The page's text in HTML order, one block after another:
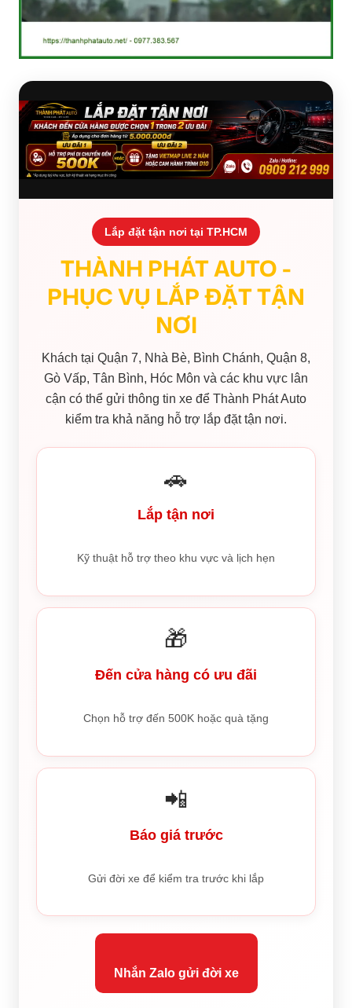
Lắp đặt tận nơi tại TP.HCM
THÀNH PHÁT AUTO -
PHỤC VỤ LẮP ĐẶT TẬN
NƠI
Khách tại Quận 7, Nhà Bè, Bình Chánh, Quận 8,
Gò Vấp, Tân Bình, Hóc Môn và các khu vực lân
cận có thể gửi thông tin xe để Thành Phát Auto
kiểm tra khả năng hỗ trợ lắp đặt tận nơi.
🚗
Lắp tận nơi
Kỹ thuật hỗ trợ theo khu vực và lịch hẹn
🎁
Đến cửa hàng có ưu đãi
Chọn hỗ trợ đến 500K hoặc quà tặng
📲
Báo giá trước
Gửi đời xe để kiểm tra trước khi lắp
Nhắn Zalo gửi đời xe